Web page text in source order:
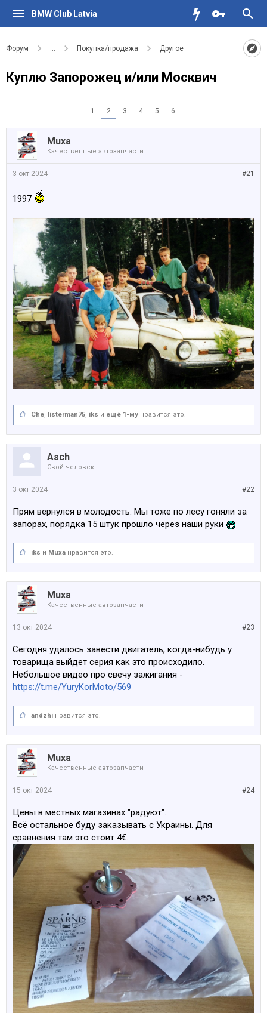
BMW Club Latvia
Форум ... Покупка/продажа Другое
Куплю Запорожец и/или Москвич
1 2 3 4 5 6
Muxa
Качественные автозапчасти
#21
3 окт 2024
1997
Che, listerman75, iks и ещё 1-му нравится это.
Asch
Свой человек
#22
3 окт 2024
Прям вернулся в молодость. Мы тоже по лесу гоняли за
запорах, порядка 15 штук прошло через наши руки
iks и Muxa нравится это.
Muxa
Качественные автозапчасти
#23
13 окт 2024
Сегодня удалось завести двигатель, когда-нибудь у
товарища выйдет серия как это происходило.
Небольшое видео про свечу зажигания -
https://t.me/YuryKorMoto/569
аndzhi нравится это.
Muxa
Качественные автозапчасти
#24
15 окт 2024
Цены в местных магазинах "радуют"...
Всё остальное буду заказывать с Украины. Для
сравнения там это стоит 4€.